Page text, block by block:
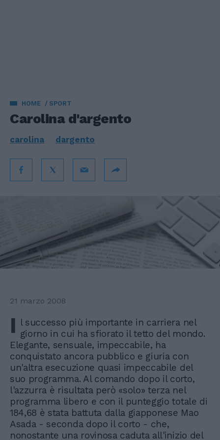
HOME SPORT
Carolina d'argento
carolina dargento
21 marzo 2008
I l successo più importante in carriera nel
giorno in cui ha sfiorato il tetto del mondo.
Elegante, sensuale, impeccabile, ha
conquistato ancora pubblico e giuria con
un'altra esecuzione quasi impeccabile del
suo programma. Al comando dopo il corto,
l'azzurra è risultata però «solo» terza nel
programma libero e con il punteggio totale di
184,68 è stata battuta dalla giapponese Mao
Asada - seconda dopo il corto - che,
nonostante una rovinosa caduta all'inizio del